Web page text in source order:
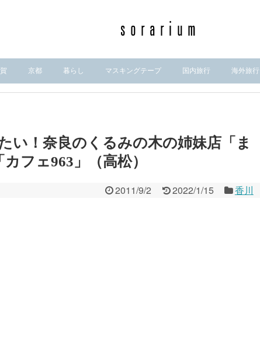
京都 暮らし マスキングテープ 国内旅行 海外旅行
い！奈良のくるみの木の姉妹店「ま
フェ963」（高松）
2011/9/2 2022/1/15 香川